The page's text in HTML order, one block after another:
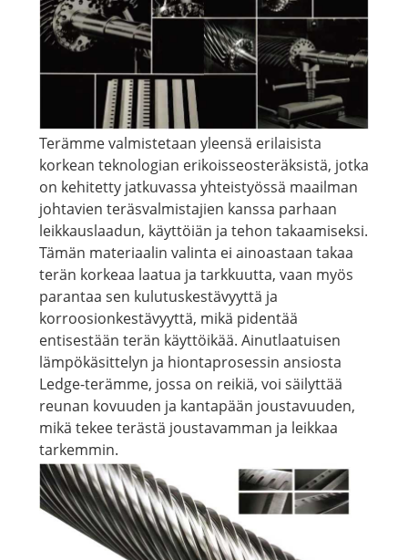
Terämme valmistetaan yleensä erilaisista
korkean teknologian erikoisseosteräksistä, jotka
on kehitetty jatkuvassa yhteistyössä maailman
johtavien teräsvalmistajien kanssa parhaan
leikkauslaadun, käyttöiän ja tehon takaamiseksi.
Tämän materiaalin valinta ei ainoastaan ​​takaa
terän korkeaa laatua ja tarkkuutta, vaan myös
parantaa sen kulutuskestävyyttä ja
korroosionkestävyyttä, mikä pidentää
entisestään terän käyttöikää. Ainutlaatuisen
lämpökäsittelyn ja hiontaprosessin ansiosta
Ledge-terämme, jossa on reikiä, voi säilyttää
reunan kovuuden ja kantapään joustavuuden,
mikä tekee terästä joustavamman ja leikkaa
tarkemmin.